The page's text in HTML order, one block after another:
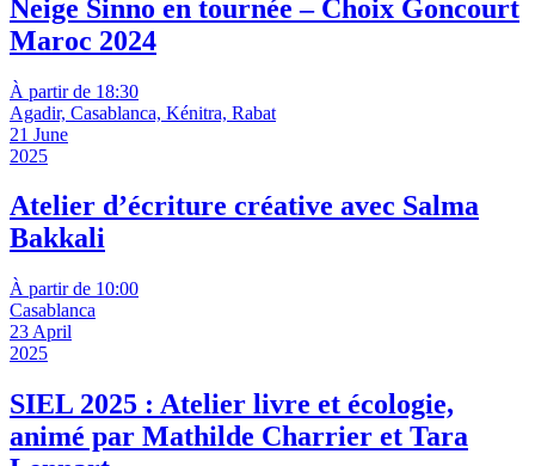
Neige Sinno en tournée – Choix Goncourt
Maroc 2024
À partir de 18:30
Agadir, Casablanca, Kénitra, Rabat
21 June
2025
Atelier d’écriture créative avec Salma
Bakkali
À partir de 10:00
Casablanca
23 April
2025
SIEL 2025 : Atelier livre et écologie,
animé par Mathilde Charrier et Tara